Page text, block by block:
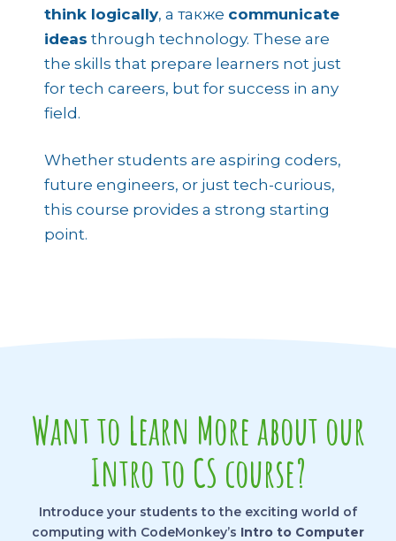
think logically, а также communicate
ideas through technology. These are
the skills that prepare learners not just
for tech careers, but for success in any
field.
Whether students are aspiring coders,
future engineers, or just tech-curious,
this course provides a strong starting
point.
Want to Learn More about our
Intro to CS course?
Introduce your students to the exciting world of
computing with CodeMonkey’s Intro to Computer